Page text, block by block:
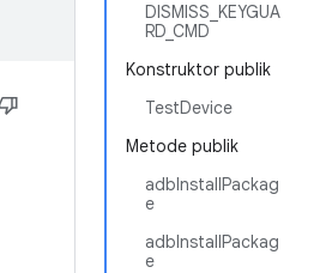
DISMISS_KEYGUA
RD_CMD
Konstruktor publik
TestDevice
Metode publik
adbInstallPackag
e
adbInstallPackag
e